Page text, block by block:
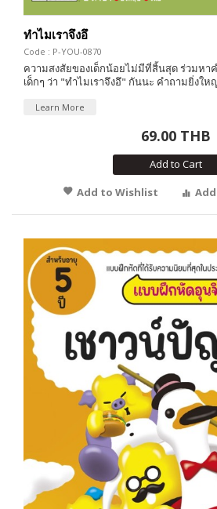
ทำไมเราจึงอึ
Code : P-YOU-0870
ความสงสัยของเด็กน้อยไม่มีที่สิ้นสุด ร่วมหา
เด็กๆ ว่า "ทำไมเราจึงอึ" กันนะ คำถามยิ่งใ
Learn More
69.00 THB
Add to Cart
Add to Wishlist